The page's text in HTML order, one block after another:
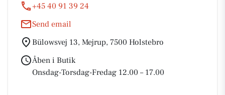
+45 40 91 39 24
Send email
Bülowsvej 13, Mejrup, 7500 Holstebro
Åben i Butik
Onsdag-Torsdag-Fredag 12.00 – 17.00